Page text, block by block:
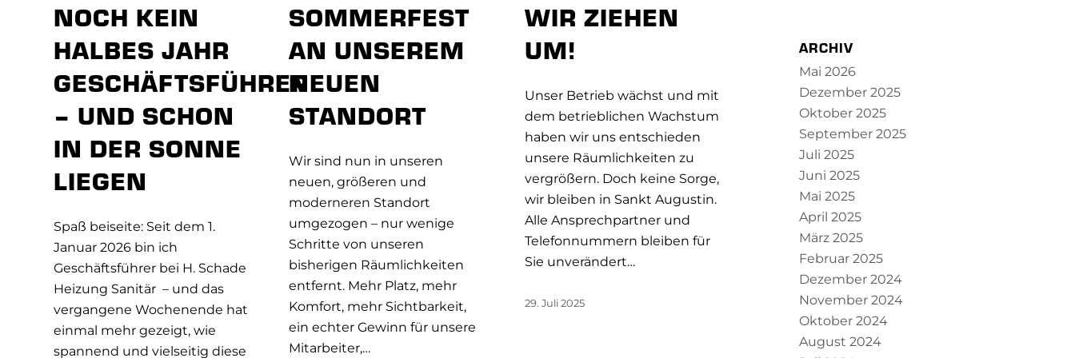
NOCH KEIN
HALBES JAHR
GESCHÄFTSFÜHRER
– UND SCHON
IN DER SONNE
LIEGEN
Spaß beiseite: Seit dem 1.
Januar 2026 bin ich
Geschäftsführer bei H. Schade
Heizung Sanitär – und das
vergangene Wochenende hat
einmal mehr gezeigt, wie
spannend und vielseitig diese
SOMMERFEST
AN UNSEREM
NEUEN
STANDORT
Wir sind nun in unseren
neuen, größeren und
moderneren Standort
umgezogen – nur wenige
Schritte von unseren
bisherigen Räumlichkeiten
entfernt. Mehr Platz, mehr
Komfort, mehr Sichtbarkeit,
ein echter Gewinn für unsere
Mitarbeiter,…
WIR ZIEHEN
UM!
Unser Betrieb wächst und mit
dem betrieblichen Wachstum
haben wir uns entschieden
unsere Räumlichkeiten zu
vergrößern. Doch keine Sorge,
wir bleiben in Sankt Augustin.
Alle Ansprechpartner und
Telefonnummern bleiben für
Sie unverändert…
29. Juli 2025
ARCHIV
Mai 2026
Dezember 2025
Oktober 2025
September 2025
Juli 2025
Juni 2025
Mai 2025
April 2025
März 2025
Februar 2025
Dezember 2024
November 2024
Oktober 2024
August 2024